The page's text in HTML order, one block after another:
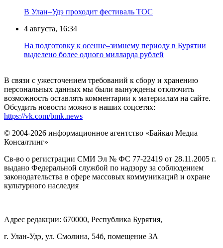
В Улан–Удэ проходит фестиваль ТОС
4 августа, 16:34
На подготовку к осенне–зимнему периоду в Бурятии
выделено более одного милларда рублей
В связи с ужесточением требований к сбору и хранению
персональных данных мы были вынуждены отключить
возможность оставлять комментарии к материалам на сайте.
Обсудить новости можно в наших соцсетях:
https://vk.com/bmk.news
© 2004-2026 информационное агентство «Байкал Медиа
Консалтинг»
Св-во о регистрации СМИ Эл № ФС 77-22419 от 28.11.2005 г.
выдано Федеральной службой по надзору за соблюдением
законодательства в сфере массовых коммуникаций и охране
культурного наследия
Адрес редакции: 670000, Республика Бурятия,
г. Улан-Удэ, ул. Смолина, 54б, помещение 3А